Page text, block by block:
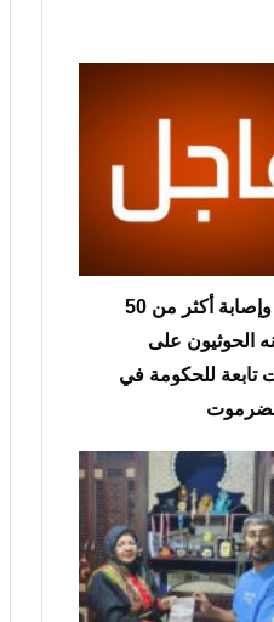
مقتل 42 وإصابة أكثر من 50
الحوثيون على
تابعة للحكومة في